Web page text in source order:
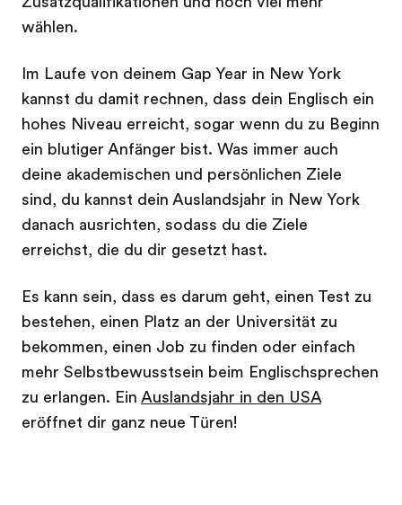
wählen.
Im Laufe von deinem Gap Year in New York
kannst du damit rechnen, dass dein Englisch ein
hohes Niveau erreicht, sogar wenn du zu Beginn
ein blutiger Anfänger bist. Was immer auch
deine akademischen und persönlichen Ziele
sind, du kannst dein Auslandsjahr in New York
danach ausrichten, sodass du die Ziele
erreichst, die du dir gesetzt hast.
Es kann sein, dass es darum geht, einen Test zu
bestehen, einen Platz an der Universität zu
bekommen, einen Job zu finden oder einfach
mehr Selbstbewusstsein beim Englischsprechen
zu erlangen. Ein Auslandsjahr in den USA
eröffnet dir ganz neue Türen!